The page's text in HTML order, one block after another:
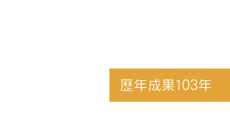
歷年成果103年